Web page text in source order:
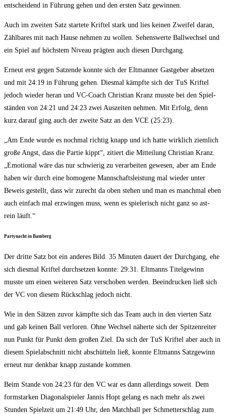
ent­schei­dend in Füh­rung gehen und den ers­ten Satz gewinnen.
Auch im zwei­ten Satz star­te­te Krif­tel stark und lies kei­nen Zwei­fel dar­an,
Zähl­ba­res mit nach Hau­se neh­men zu wol­len. Sehens­wer­te Ball­wech­sel und
ein Spiel auf höchs­tem Niveau präg­ten auch die­sen Durchgang.
Erneut erst gegen Satz­en­de konn­te sich der Elt­man­ner Gast­ge­ber abset­zen
und mit 24:19 in Füh­rung gehen. Dies­mal kämpf­te sich der TuS Krif­tel
jedoch wie­der her­an und VC-Coach Chris­ti­an Kranz muss­te bei den Spiel­
stän­den von 24:21 und 24:23 zwei Aus­zei­ten neh­men. Mit Erfolg, denn
kurz dar­auf ging auch der zwei­te Satz an den VCE (25:23).
„Am Ende wur­de es noch­mal rich­tig knapp und ich hat­te wirk­lich ziem­lich
gro­ße Angst, dass die Par­tie kippt“, zitiert die Mit­tei­lung Chris­ti­an Kranz.
„Emo­tio­nal wäre das nur schwie­rig zu ver­ar­bei­ten gewe­sen, aber am Ende
haben wir durch eine homo­ge­ne Mann­schafts­leis­tung mal wie­der unter
Beweis gestellt, dass wir zurecht da oben ste­hen und man es manch­mal eben
auch ein­fach mal erzwin­gen muss, wenn es spie­le­risch nicht ganz so ast­
rein läuft.“
Par­ty­nacht in Bamberg
Der drit­te Satz bot ein ande­res Bild. 35 Minu­ten dau­ert der Durch­gang, ehe
sich dies­mal Krif­tel durch­set­zen konn­te: 29:31. Elt­manns Titel­ge­winn
muss­te um einen wei­te­ren Satz ver­scho­ben wer­den. Beein­dru­cken ließ sich
der VC von die­sem Rück­schlag jedoch nicht.
Wie in den Sät­zen zuvor kämpf­te sich das Team auch in den vier­ten Satz
und gab kei­nen Ball ver­lo­ren. Ohne Wech­sel näher­te sich der Spit­zen­rei­ter
nun Punkt für Punkt dem gro­ßen Ziel. Da sich der TuS Krif­tel aber auch in
die­sem Spiel­ab­schnitt nicht abschüt­teln ließ, konn­te Elt­manns Satz­ge­winn
erneut nur denk­bar knapp zustan­de kommen.
Beim Stan­de von 24:23 für den VC war es dann aller­dings soweit. Dem
form­star­ken Dia­go­nal­spie­ler Jan­nis Hopt gelang es nach mehr als zwei
Stun­den Spiel­zeit um 21:49 Uhr, den Match­ball per Schmet­ter­schlag zum